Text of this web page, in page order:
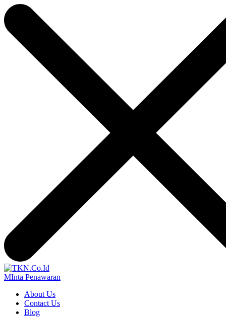
MInta Penawaran
About Us
Contact Us
Blog